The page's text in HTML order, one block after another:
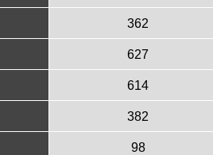
362
627
614
382
98